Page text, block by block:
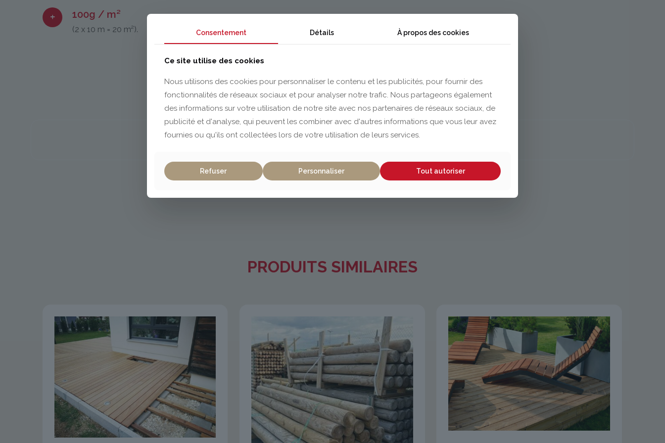
100g / m²
(2 x 10 m = 20 m²).
PRODUITS SIMILAIRES
Consentement Détails À propos des cookies
Ce site utilise des cookies
Nous utilisons des cookies pour personnaliser le contenu et les publicités, pour fournir des
fonctionnalités de réseaux sociaux et pour analyser notre trafic. Nous partageons également
des informations sur votre utilisation de notre site avec nos partenaires de réseaux sociaux, de
publicité et d'analyse, qui peuvent les combiner avec d'autres informations que vous leur avez
fournies ou qu'ils ont collectées lors de votre utilisation de leurs services.
Refuser Personnaliser Tout autoriser